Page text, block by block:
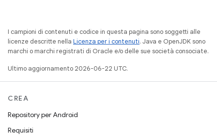
I campioni di contenuti e codice in questa pagina sono soggetti alle
licenze descritte nella Licenza per i contenuti. Java e OpenJDK sono
marchi o marchi registrati di Oracle e/o delle sue società consociate.
Ultimo aggiornamento 2026-06-22 UTC.
CREA
Repository per Android
Requisiti